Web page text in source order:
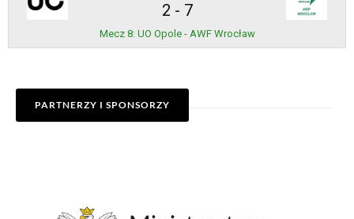
2 - 7
Mecz 8: UO Opole - AWF Wrocław
PARTNERZY I SPONSORZY